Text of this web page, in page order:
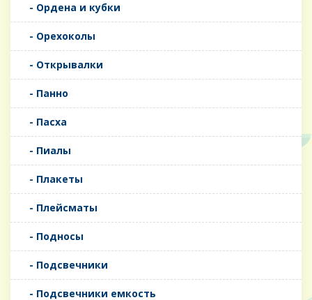
- Ордена и кубки
- Орехоколы
- Открывалки
- Панно
- Пасха
- Пиалы
- Плакеты
- Плейсматы
- Подносы
- Подсвечники
- Подсвечники емкость